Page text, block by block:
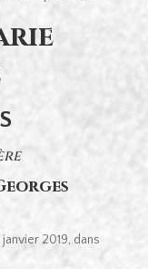
janvier 2019, dans